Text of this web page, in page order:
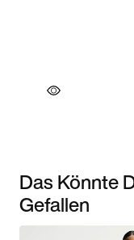
Das Könnte
Gefallen